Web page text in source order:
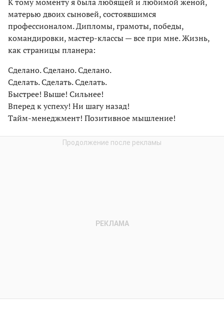
матерью двоих сыновей, состоявшимся
профессионалом. Дипломы, грамоты, победы,
командировки, мастер-классы — все при мне. Жизнь,
как страницы планера:
Сделано. Сделано. Сделано.
Сделать. Сделать. Сделать.
Быстрее! Выше! Сильнее!
Вперед к успеху! Ни шагу назад!
Тайм-менеджмент! Позитивное мышление!